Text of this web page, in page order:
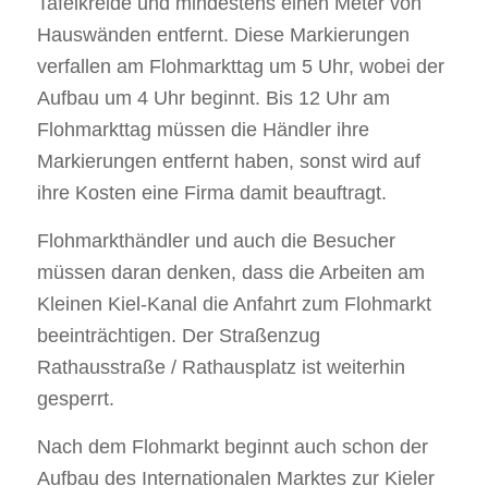
Hauswänden entfernt. Diese Markierungen
verfallen am Flohmarkttag um 5 Uhr, wobei der
Aufbau um 4 Uhr beginnt. Bis 12 Uhr am
Flohmarkttag müssen die Händler ihre
Markierungen entfernt haben, sonst wird auf
ihre Kosten eine Firma damit beauftragt.
Flohmarkthändler und auch die Besucher
müssen daran denken, dass die Arbeiten am
Kleinen Kiel-Kanal die Anfahrt zum Flohmarkt
beeinträchtigen. Der Straßenzug
Rathausstraße / Rathausplatz ist weiterhin
gesperrt.
Nach dem Flohmarkt beginnt auch schon der
Aufbau des Internationalen Marktes zur Kieler